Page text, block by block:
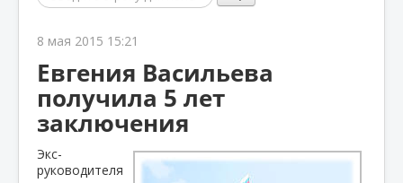
8 мая 2015 15:21
Евгения Васильева
получила 5 лет
заключения
Экс-
руководителя